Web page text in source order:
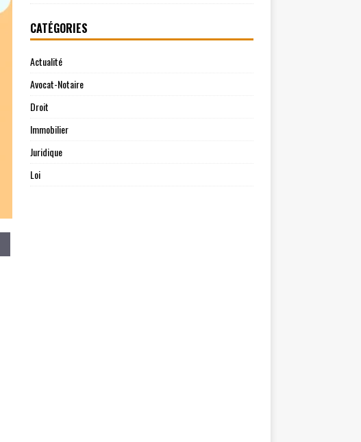
CATÉGORIES
Actualité
Avocat-Notaire
Droit
Immobilier
Juridique
Loi